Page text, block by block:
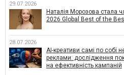
29.07.2026
Наталія Морозова стала
2026 Global Best of the
28.07.2026
AI-креативи самі по собі
реклами: дослідження
на ефективність кампаній